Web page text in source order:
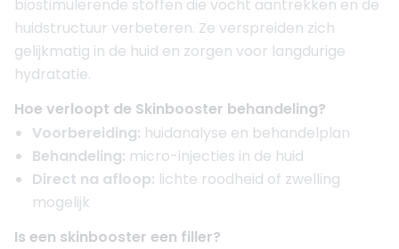
biostimulerende stoffen die vocht aantrekken en de
huidstructuur verbeteren. Ze verspreiden zich
gelijkmatig in de huid en zorgen voor langdurige
hydratatie.
Hoe verloopt de Skinbooster behandeling?
Voorbereiding: huidanalyse en behandelplan
Behandeling: micro-injecties in de huid
Direct na afloop: lichte roodheid of zwelling
mogelijk
Is een skinbooster een filler?